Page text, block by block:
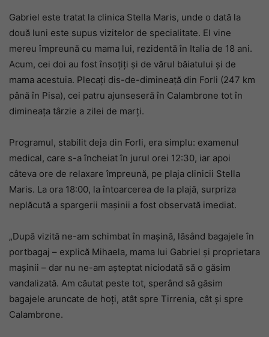
Gabriel este tratat la clinica Stella Maris, unde o dată la
două luni este supus vizitelor de specialitate. El vine
mereu împreună cu mama lui, rezidentă în Italia de 18 ani.
Acum, cei doi au fost însoțiți și de vărul băiatului și de
mama acestuia. Plecați dis-de-dimineață din Forli (247 km
până în Pisa), cei patru ajunseseră în Calambrone tot în
dimineața târzie a zilei de marți.
Programul, stabilit deja din Forli, era simplu: examenul
medical, care s-a încheiat în jurul orei 12:30, iar apoi
câteva ore de relaxare împreună, pe plaja clinicii Stella
Maris. La ora 18:00, la întoarcerea de la plajă, surpriza
neplăcută a spargerii mașinii a fost observată imediat.
„După vizită ne-am schimbat în mașină, lăsând bagajele în
portbagaj – explică Mihaela, mama lui Gabriel și proprietara
mașinii – dar nu ne-am așteptat niciodată să o găsim
vandalizată. Am căutat peste tot, sperând să găsim
bagajele aruncate de hoți, atât spre Tirrenia, cât și spre
Calambrone.